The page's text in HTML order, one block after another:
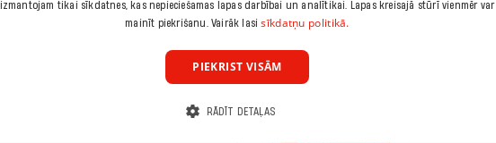
Abonēt
Cena
izmantojam tikai sīkdatnes, kas nepieciešamas lapas darbībai un analītikai. Lapas kreisajā stūrī vienmēr var
mainīt piekrišanu. Vairāk lasisīkdatņu politikā.
PIEKRIST VISĀM
RĀDĪT DETAĻAS